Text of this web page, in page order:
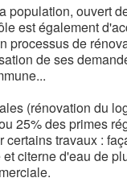
population, ouvert
est également
processus de
de ses
(rénovation du
25% des primes
travaux :
citerne d'eau de